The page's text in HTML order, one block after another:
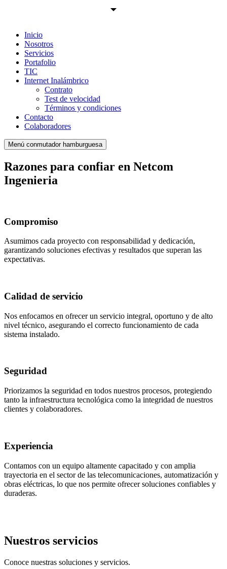
Inicio
Nosotros
Servicios
Portafolio
TIC
Internet Inalámbrico
Contrato
Test de velocidad
Términos y condiciones
Contacto
Colaboradores
Menú conmutador hamburguesa
Razones para confiar en Netcom
Ingenieria
Compromiso
Asumimos cada proyecto con responsabilidad y dedicación,
garantizando soluciones efectivas y resultados que superan las
expectativas.
Calidad de servicio
Nos enfocamos en ofrecer un servicio integral, oportuno y de alto
nivel técnico, asegurando el correcto funcionamiento de cada
sistema instalado.
Seguridad
Priorizamos la seguridad en todos nuestros procesos, protegiendo
tanto la infraestructura tecnológica como la integridad de nuestros
clientes y colaboradores.
Experiencia
Contamos con un equipo altamente capacitado y con amplia
trayectoria en el sector de las telecomunicaciones, automatización y
obras eléctricas, lo que nos permite ofrecer soluciones confiables y
duraderas.
Nuestros servicios
Conoce nuestras soluciones y servicios.